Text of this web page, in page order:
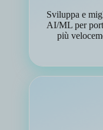
Sviluppa e
AI/ML per
più